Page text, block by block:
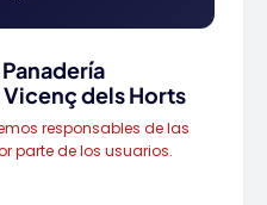
dels Horts
responsables de las
parte de los usuarios.